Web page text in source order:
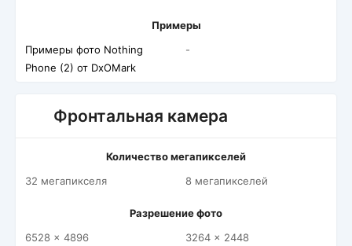
Примеры
Примеры фото Nothing
Phone (2) от DxOMark
-
Фронтальная камера
Количество мегапикселей
32 мегапикселя
8 мегапикселей
Разрешение фото
6528 x 4896
3264 x 2448